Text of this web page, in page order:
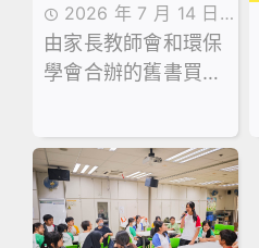
中級舊書買賣」活
動
2026 年 7 月 14 日
家校合作,家長教師會
活動花絮,活動花絮
由家長教師會和環保
學會合辦的舊書買賣
熱鬧非凡，大批家長
同學滿載而歸！🥰